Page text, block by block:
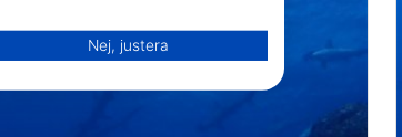
Nej, justera